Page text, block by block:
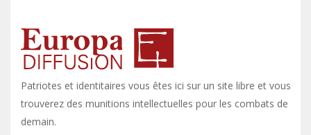
Patriotes et identitaires vous êtes ici sur un site libre et vous y
trouverez des munitions intellectuelles pour les combats de
demain.